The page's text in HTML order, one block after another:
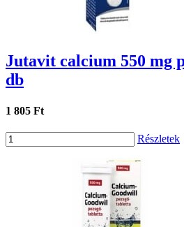
Jutavit calcium 550 mg
db
1 805 Ft
Részletek